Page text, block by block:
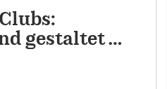
gestaltet …